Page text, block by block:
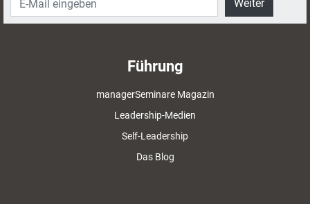
Weiter
Führung
managerSeminare Magazin
Leadership-Medien
Self-Leadership
Das Blog